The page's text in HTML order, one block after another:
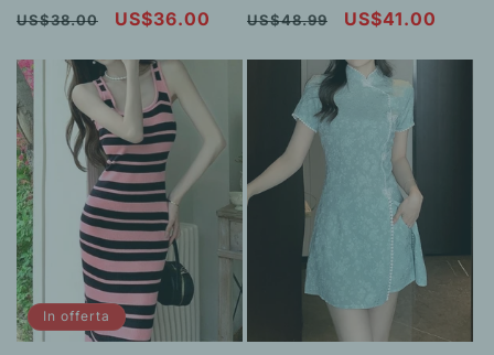
Prezzo
listino
US$38.00
Prezzo
US$36.00
Prezzo
US$48.99
Prezzo
US$41.00
In offerta